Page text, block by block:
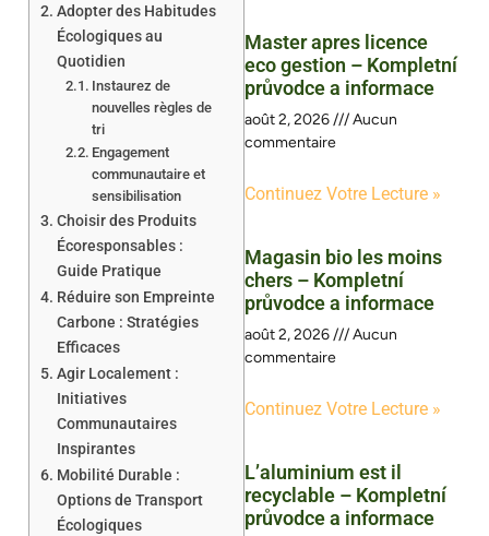
Adopter des Habitudes
Écologiques au
Quotidien
Instaurez de
nouvelles règles de
tri
Engagement
communautaire et
sensibilisation
Choisir des Produits
Écoresponsables :
Guide Pratique
Réduire son Empreinte
Carbone : Stratégies
Efficaces
Agir Localement :
Initiatives
Communautaires
Inspirantes
Mobilité Durable :
Options de Transport
Écologiques
Master apres licence
eco gestion – Kompletní
průvodce a informace
août 2, 2026
Aucun
commentaire
Continuez Votre Lecture »
Magasin bio les moins
chers – Kompletní
průvodce a informace
août 2, 2026
Aucun
commentaire
Continuez Votre Lecture »
L’aluminium est il
recyclable – Kompletní
průvodce a informace